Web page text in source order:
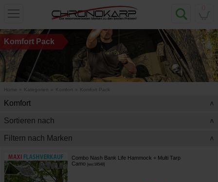
Komfort Pack
Home Kategorien Komfort Komfort Pack
Komfort >
Sortieren nach >
Filtern nach Marken >
Combo Nash Bank Life Hammock + Multi Tarp
Camo [esc18548]